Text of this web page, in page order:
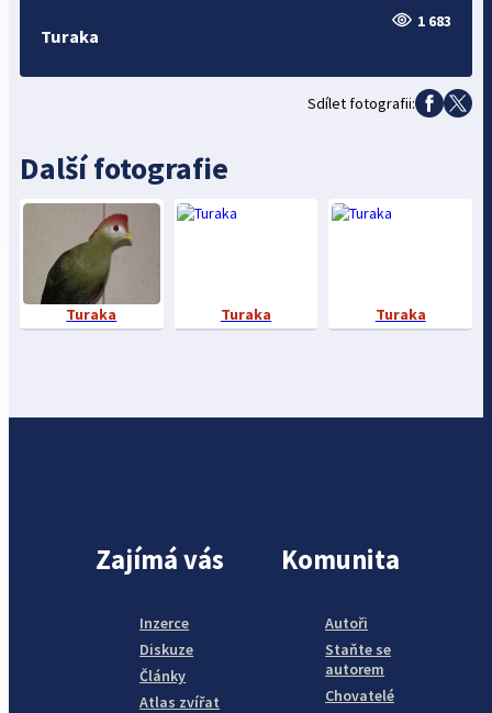
Turaka
1 683
Sdílet fotografii:
Další fotografie
Turaka Turaka Turaka
Zajímá vás
Inzerce
Diskuze
Články
Atlas zvířat
Komunita
Autoři
Staňte se
autorem
Chovatelé